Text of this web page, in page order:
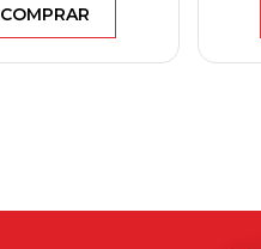
COMPRAR